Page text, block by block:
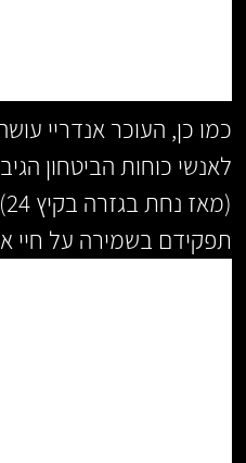
כמו כן, העוכר אנדריי
לאנשי כוחות הביטחון
תפקידם בשמירה על חיי